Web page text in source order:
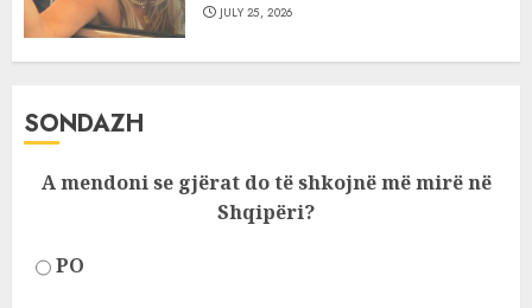
JULY 25, 2026
SONDAZH
A mendoni se gjërat do të shkojnë më mirë në
Shqipëri?
PO